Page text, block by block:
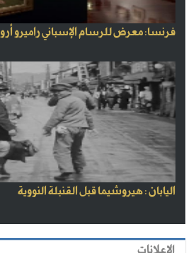
فرنسا: معرض للرسام الإسباني راميرو أرو
اليابان : هيروشيما قبل القنبلة النووية
الاعلانات